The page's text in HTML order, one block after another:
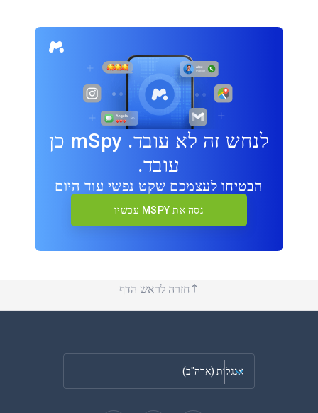
לנחש זה לא עובד. mSpy כן
עובד.
הבטיחו לעצמכם שקט נפשי עוד היום
נסה את MSPY עכשיו
חזרה לראש הדף
אנגלית (ארה"ב)